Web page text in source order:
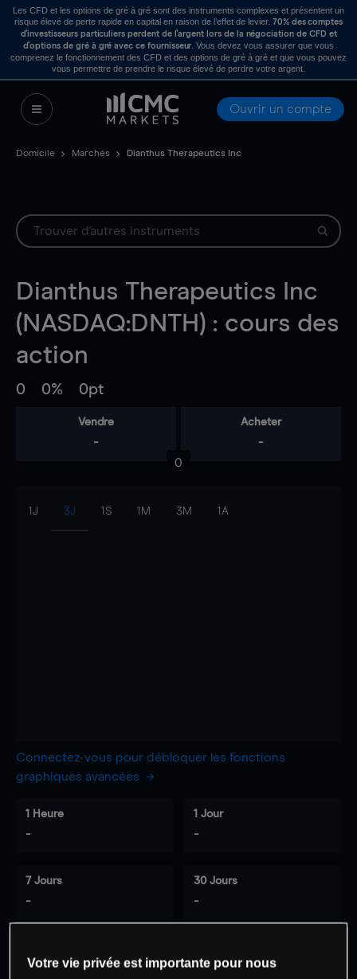
Les CFD et les options de gré à gré sont des instruments complexes et présentent un
risque élevé de perte rapide en capital en raison de l’effet de levier. 70% des comptes
d’investisseurs particuliers perdent de l’argent lors de la négociation de CFD et
d’options de gré à gré avec ce fournisseur . Vous devez vous assurer que vous
comprenez le fonctionnement des CFD et des options de gré à gré et que vous pouvez
vous permettre de prendre le risque élevé de perdre votre argent.
Ouvrir un compte
Domicile Marchés Dianthus Therapeutics Inc
Dianthus Therapeutics Inc
(NASDAQ:DNTH) : cours des
action
0 0% 0pt
Vendre
-
Acheter
-
0
1J 3J 1S 1M 3M 1A
Connectez-vous pour débloquer les fonctions
graphiques avancées
1 Heure
-
1 Jour
-
7 Jours
-
30 Jours
-
0% des clients ont une position à
Votre vie privée est importante pour nous